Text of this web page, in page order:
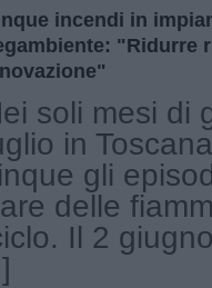
incendi in
"Ridurre
soli mesi di
in
gli
delle
Il 2